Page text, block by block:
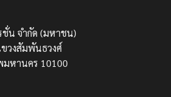
น จำกัด (มหาชน)
วงสัมพันธวงศ์
มหานคร 10100